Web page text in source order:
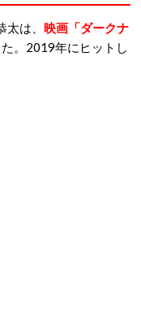
は、 映画「ダークナ
。2019年にヒットし